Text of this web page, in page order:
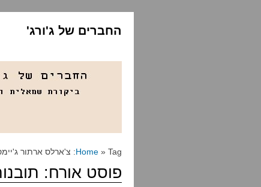
החברים של ג'ורג'
Home » Tag: צ'ארלס ארתור ג'יימס
פוסט אורח: